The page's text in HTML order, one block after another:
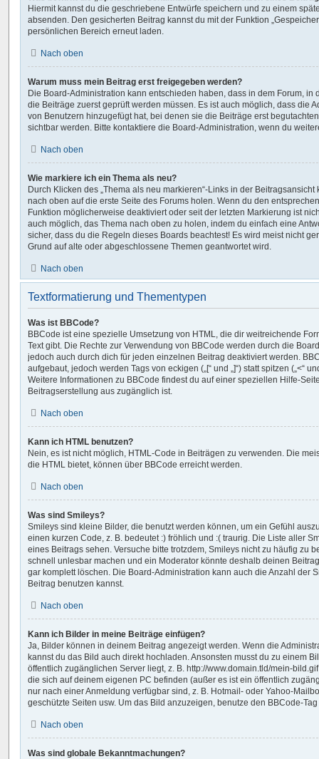
Hiermit kannst du die geschriebene Entwürfe speichern und zu einem
absenden. Den gesicherten Beitrag kannst du mit der Funktion
persönlichen Bereich erneut laden.
Nach oben
Warum muss mein Beitrag erst freigegeben werden?
Die Board-Administration kann entschieden haben, dass in dem Forum, in
die Beiträge zuerst geprüft werden müssen. Es ist auch möglich, dass die
von Benutzern hinzugefügt hat, bei denen sie die Beiträge erst
sichtbar werden. Bitte kontaktiere die Board-Administration, wenn du
Nach oben
Wie markiere ich ein Thema als neu?
Durch Klicken des „Thema als neu markieren“-Links in der
nach oben auf die erste Seite des Forums holen. Wenn du den
Funktion möglicherweise deaktiviert oder seit der letzten Markierung ist
auch möglich, das Thema nach oben zu holen, indem du einfach eine
sicher, dass du die Regeln dieses Boards beachtest! Es wird meist nicht
Grund auf alte oder abgeschlossene Themen geantwortet wird.
Nach oben
Textformatierung und Thementypen
Was ist BBCode?
BBCode ist eine spezielle Umsetzung von HTML, die dir weitreichende
Text gibt. Die Rechte zur Verwendung von BBCode werden durch die
jedoch auch durch dich für jeden einzelnen Beitrag deaktiviert werden.
aufgebaut, jedoch werden Tags von eckigen („[“ und „]“) statt spitzen („<“
Weitere Informationen zu BBCode findest du auf einer speziellen Hilfe-
Beitragserstellung aus zugänglich ist.
Nach oben
Kann ich HTML benutzen?
Nein, es ist nicht möglich, HTML-Code in Beiträgen zu verwenden. Die
die HTML bietet, können über BBCode erreicht werden.
Nach oben
Was sind Smileys?
Smileys sind kleine Bilder, die benutzt werden können, um ein Gefühl
einen kurzen Code, z. B. bedeutet :) fröhlich und :( traurig. Die Liste aller
eines Beitrags sehen. Versuche bitte trotzdem, Smileys nicht zu häufig zu
schnell unlesbar machen und ein Moderator könnte deshalb deinen
gar komplett löschen. Die Board-Administration kann auch die Anzahl der
Beitrag benutzen kannst.
Nach oben
Kann ich Bilder in meine Beiträge einfügen?
Ja, Bilder können in deinem Beitrag angezeigt werden. Wenn die
kannst du das Bild auch direkt hochladen. Ansonsten musst du zu einem
öffentlich zugänglichen Server liegt, z. B. http://www.domain.tld/mein-
die sich auf deinem eigenen PC befinden (außer es ist ein öffentlich
nur nach einer Anmeldung verfügbar sind, z. B. Hotmail- oder Yahoo-
geschützte Seiten usw. Um das Bild anzuzeigen, benutze den BBCode-Tag
Nach oben
Was sind globale Bekanntmachungen?